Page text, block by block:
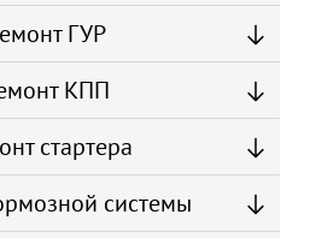
ГУР
КПП
стартера
системы